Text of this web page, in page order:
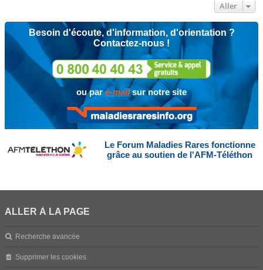
Aller
Besoin d'écoute, d'information, d'orientation ?
Contactez-nous !
ou pare-mailsur notre site
Le Forum Maladies Rares fonctionne
grâce au soutien de l'AFM-Téléthon
ALLER À LA PAGE
Recherche avancée
Supprimer les cookies